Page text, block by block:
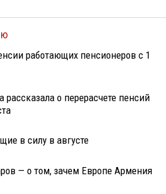
работающих пенсионеров с 1
рассказала о перерасчете пенсий
в силу в августе
— о том, зачем Европе Армения